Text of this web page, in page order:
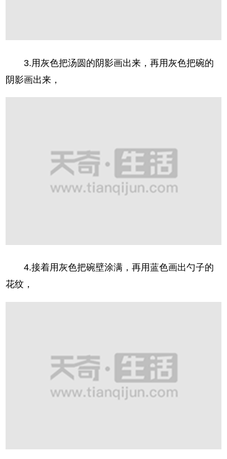
3.用灰色把汤圆的阴影画出来，再用灰色把碗的
阴影画出来，
4.接着用灰色把碗壁涂满，再用蓝色画出勺子的
花纹，